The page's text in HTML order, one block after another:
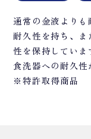
通常の金液より
耐久性を持ち、
性を保持してい
食洗器への耐久性
※特許取得商品